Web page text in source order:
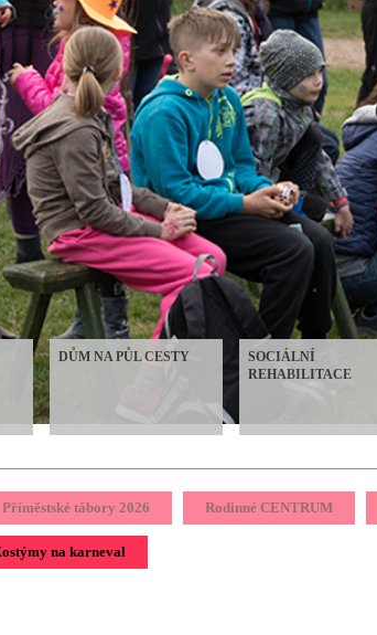
DŮM NA PŮL CESTY
SOCIÁLNÍ
REHABILITACE
Příměstské tábory 2026 Rodinné CENTRUM
na karneval